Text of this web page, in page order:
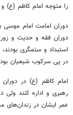
را متوجه امام کاظم (ع)
دوران امامت امام
دوران فقه و حدیث و
استبداد و ستمگری
در پی سرکوب شیعیان
امام کاظم (ع) در
رهبری و اداره کنند
عمر ایشان در